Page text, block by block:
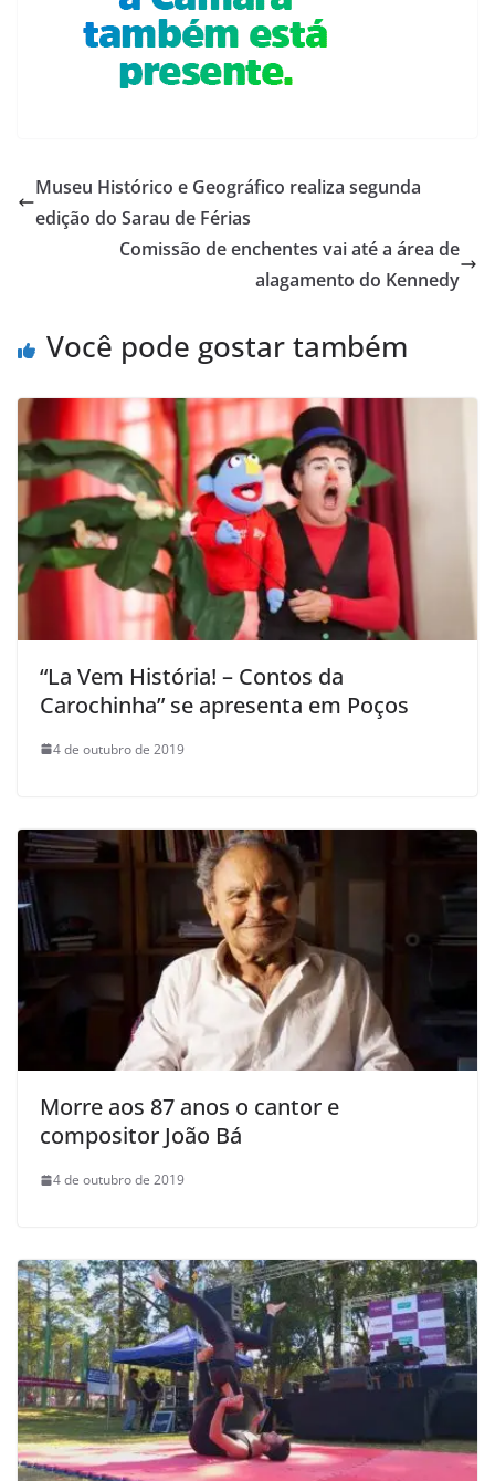
Museu Histórico e Geográfico realiza segunda
edição do Sarau de Férias
Comissão de enchentes vai até a área de
alagamento do Kennedy
Você pode gostar também
“La Vem História! – Contos da
Carochinha” se apresenta em Poços
4 de outubro de 2019
Morre aos 87 anos o cantor e
compositor João Bá
4 de outubro de 2019